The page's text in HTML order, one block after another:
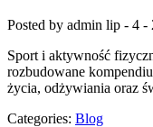
Posted by admin lip - 4 -
Sport i aktywność
rozbudowane
życia, odżywiania oraz
Categories: Blog